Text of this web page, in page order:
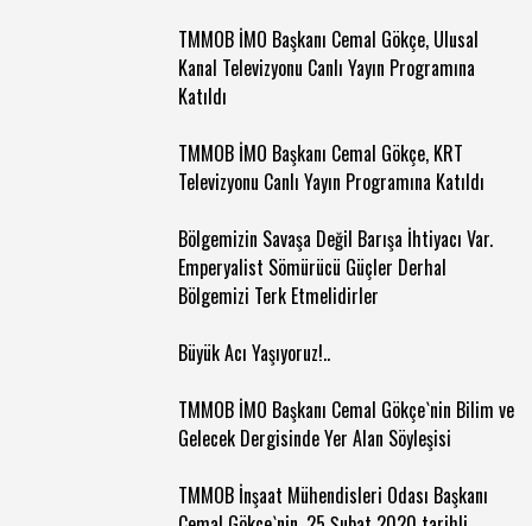
TMMOB İMO Başkanı Cemal Gökçe, Ulusal
Kanal Televizyonu Canlı Yayın Programına
Katıldı
TMMOB İMO Başkanı Cemal Gökçe, KRT
Televizyonu Canlı Yayın Programına Katıldı
Bölgemizin Savaşa Değil Barışa İhtiyacı Var.
Emperyalist Sömürücü Güçler Derhal
Bölgemizi Terk Etmelidirler
Büyük Acı Yaşıyoruz!..
TMMOB İMO Başkanı Cemal Gökçe`nin Bilim ve
Gelecek Dergisinde Yer Alan Söyleşisi
TMMOB İnşaat Mühendisleri Odası Başkanı